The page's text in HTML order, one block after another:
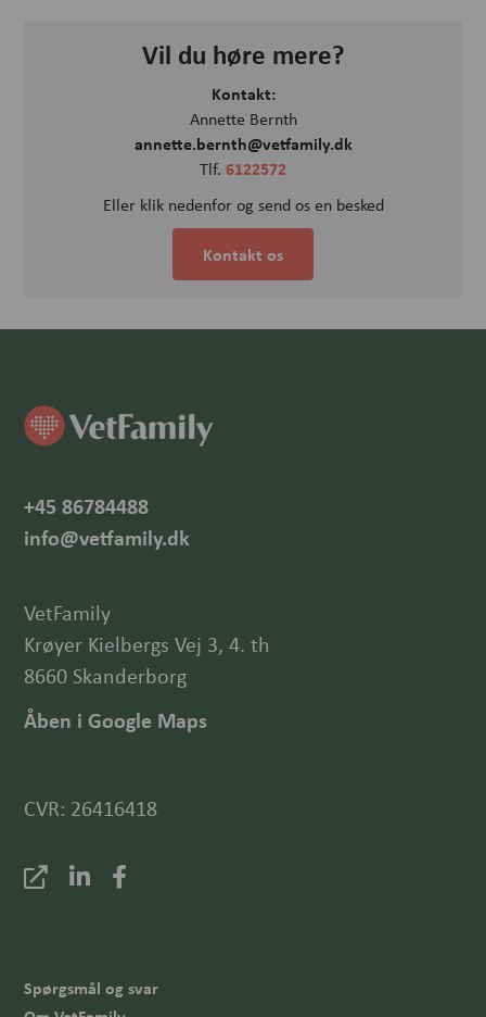
Vil du høre mere?
Kontakt:
Annette Bernth
annette.bernth@vetfamily.dk
Tlf. 6122572
Eller klik nedenfor og send os en besked
Kontakt os
+45 86784488
info@vetfamily.dk
VetFamily
Krøyer Kielbergs Vej 3, 4. th
8660 Skanderborg
Åben i Google Maps
CVR: 26416418
Spørgsmål og svar